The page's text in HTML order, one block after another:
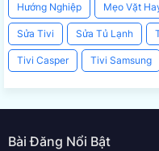
Hướng Nghiệp Mẹo Vặt
Sửa Tivi Sửa Tủ Lạnh
Tivi Casper Tivi Samsung
Bài Đăng Nổi Bật